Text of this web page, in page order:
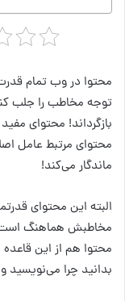
محتوا در وب تمام
توجه مخاطب را جلب
بازگرداند! محتوای
محتوای مرتبط عامل
ماندگار می‌کند!
البته این محتوای
مخاطبش هماهنگ
محتوا هم از این
بدانید چرا